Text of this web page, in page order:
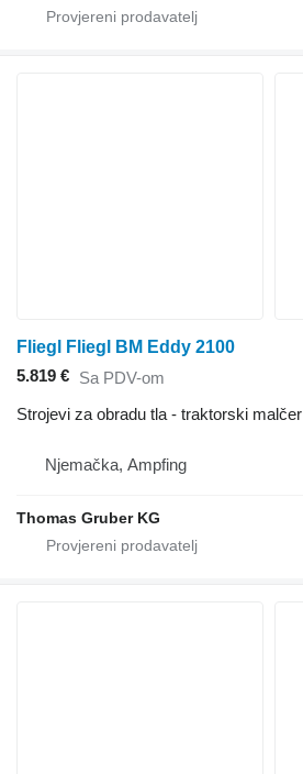
Fliegl Fliegl BM Eddy 2100
5.819 € Sa PDV-om
Strojevi za obradu tla - traktorski malčer
Njemačka, Ampfing
Thomas Gruber KG